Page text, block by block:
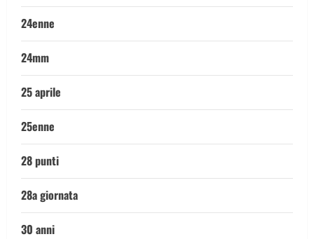
24enne
24mm
25 aprile
25enne
28 punti
28a giornata
30 anni